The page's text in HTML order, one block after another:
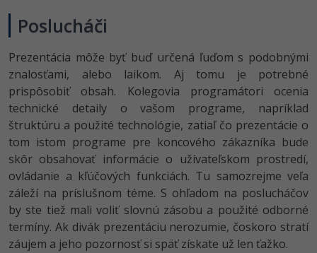
Poslucháči
Prezentácia môže byť buď určená ľuďom s podobnými
znalosťami, alebo laikom. Aj tomu je potrebné
prispôsobiť obsah. Kolegovia programátori ocenia
technické detaily o vašom programe, napríklad
štruktúru a použité technológie, zatiaľ čo prezentácie o
tom istom programe pre koncového zákazníka bude
skôr obsahovať informácie o užívateľskom prostredí,
ovládanie a kľúčových funkciách. Tu samozrejme veľa
záleží na príslušnom téme. S ohľadom na poslucháčov
by ste tiež mali voliť slovnú zásobu a použité odborné
termíny. Ak divák prezentáciu nerozumie, čoskoro stratí
záujem a jeho pozornosť si späť získate už len ťažko.